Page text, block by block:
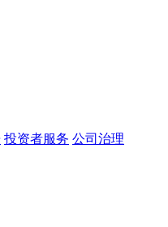
投资者服务 公司治理